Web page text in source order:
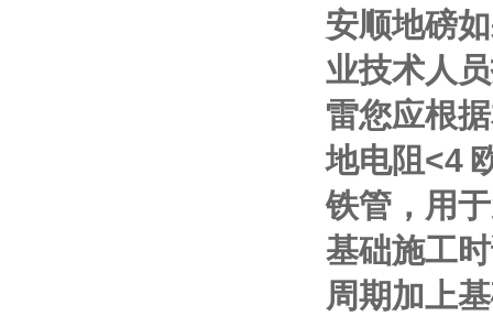
安顺地磅
业技术人
雷您应根
地电阻<4
铁管，用
基础施工
周期加上